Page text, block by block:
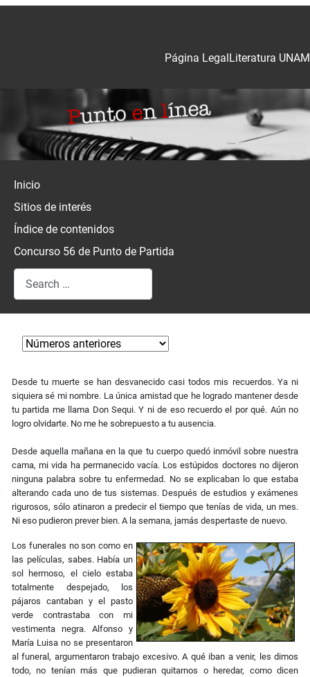
Literatura UNAM
Página Legal
Inicio
Sitios de interés
Índice de contenidos
Concurso 56 de Punto de Partida
Search
Desde tu muerte se han desvanecido casi todos mis recuerdos. Ya ni
siquiera sé mi nombre. La única amistad que he logrado mantener desde
tu partida me llama Don Sequi. Y ni de eso recuerdo el por qué. Aún no
logro olvidarte. No me he sobrepuesto a tu ausencia.
Desde aquella mañana en la que tu cuerpo quedó inmóvil sobre nuestra
cama, mi vida ha permanecido vacía. Los estúpidos doctores no dijeron
ninguna palabra sobre tu enfermedad. No se explicaban lo que estaba
alterando cada uno de tus sistemas. Después de estudios y exámenes
rigurosos, sólo atinaron a predecir el tiempo que tenías de vida, un mes.
Ni eso pudieron prever bien. A la semana, jamás despertaste de nuevo.
Los funerales no son como en
las películas, sabes. Había un
sol hermoso, el cielo estaba
totalmente despejado, los
pájaros cantaban y el pasto
verde contrastaba con mi
vestimenta negra. Alfonso y
María Luisa no se presentaron
al funeral, argumentaron trabajo excesivo. A qué iban a venir, les dimos
todo, no tenían más que pudieran quitarnos o heredar, como dicen